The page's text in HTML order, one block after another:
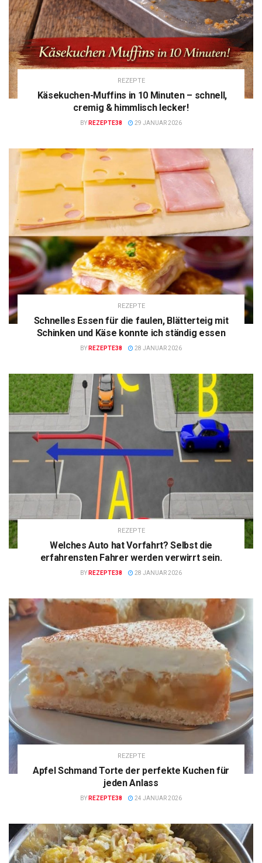
REZEPTE
Käsekuchen-Muffins in 10 Minuten – schnell,
cremig & himmlisch lecker!
BY REZEPTE38 29 JANUAR 2026
REZEPTE
Schnelles Essen für die faulen, Blätterteig mit
Schinken und Käse konnte ich ständig essen
BY REZEPTE38 28 JANUAR 2026
REZEPTE
Welches Auto hat Vorfahrt? Selbst die
erfahrensten Fahrer werden verwirrt sein.
BY REZEPTE38 28 JANUAR 2026
REZEPTE
Apfel Schmand Torte der perfekte Kuchen für
jeden Anlass
BY REZEPTE38 24 JANUAR 2026